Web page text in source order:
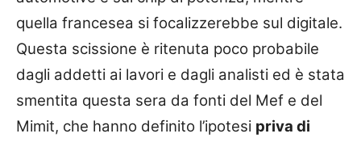
quella francesea si focalizzerebbe sul digitale.
Questa scissione è ritenuta poco probabile
dagli addetti ai lavori e dagli analisti ed è stata
smentita questa sera da fonti del Mef e del
Mimit, che hanno definito l’ipotesi priva di